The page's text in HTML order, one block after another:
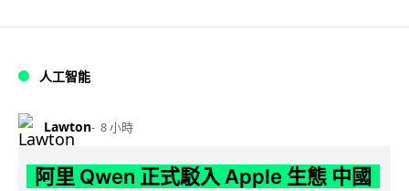
人工智能
Lawton 8 小時
阿里 Qwen 正式駁入 Apple 生態 中國